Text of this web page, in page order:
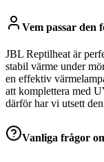
Vem passar den
JBL Reptilheat är
stabil värme under
en effektiv
att komplettera med
därför har vi utsett
Vanliga frågor